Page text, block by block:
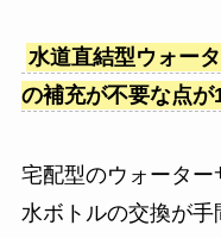
水道直結型ウォー
の補充が不要な点が
宅配型のウォータ
水ボトルの交換が